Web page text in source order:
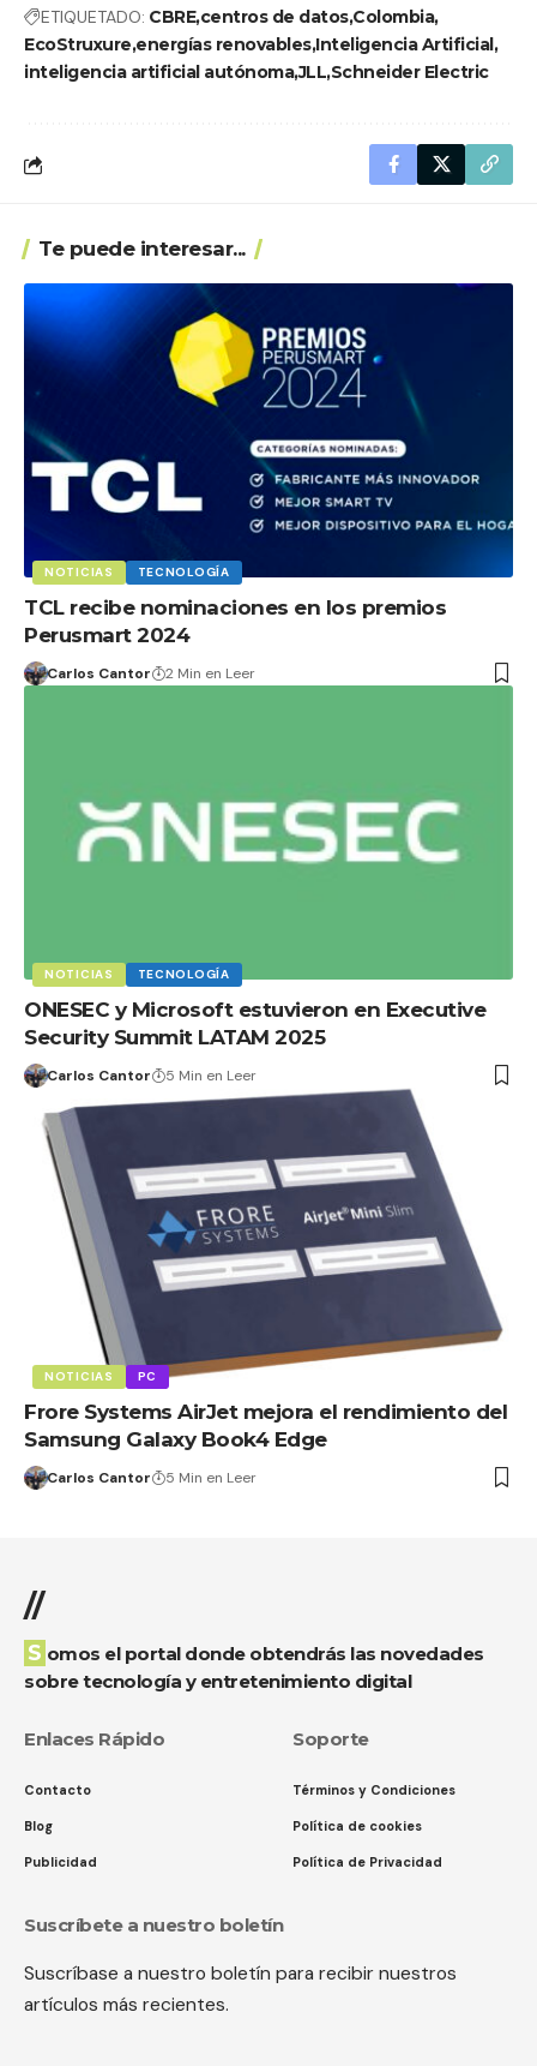
ETIQUETADO: CBREcentros de datosColombia
EcoStruxure energías renovablesInteligencia Artificial
inteligencia artificial autónomaJLLSchneider Electric
Te puede interesar...
NOTICIAS TECNOLOGÍA
TCL recibe nominaciones en los premios
Perusmart 2024
Carlos Cantor 2 Min en Leer
NOTICIAS TECNOLOGÍA
ONESEC y Microsoft estuvieron en Executive
Security Summit LATAM 2025
Carlos Cantor 5 Min en Leer
NOTICIAS PC
Frore Systems AirJet mejora el rendimiento del
Samsung Galaxy Book4 Edge
Carlos Cantor 5 Min en Leer
//
Somos el portal donde obtendrás las novedades
sobre tecnología y entretenimiento digital
Enlaces Rápido
Contacto
Blog
Publicidad
Soporte
Términos y Condiciones
Política de cookies
Política de Privacidad
Suscríbete a nuestro boletín
Suscríbase a nuestro boletín para recibir nuestros
artículos más recientes.